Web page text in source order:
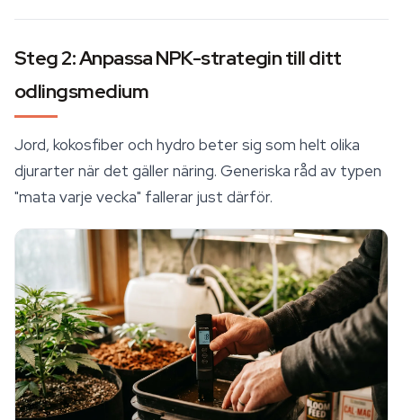
Steg 2: Anpassa NPK-strategin till ditt
odlingsmedium
Jord, kokosfiber och hydro beter sig som helt olika
djurarter när det gäller näring. Generiska råd av typen
"mata varje vecka" fallerar just därför.